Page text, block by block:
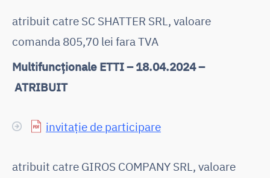
atribuit catre SC SHATTER SRL, valoare
comanda 805,70 lei fara TVA
Multifuncționale ETTI – 18.04.2024 –
ATRIBUIT
invitație de participare
atribuit catre GIROS COMPANY SRL, valoare